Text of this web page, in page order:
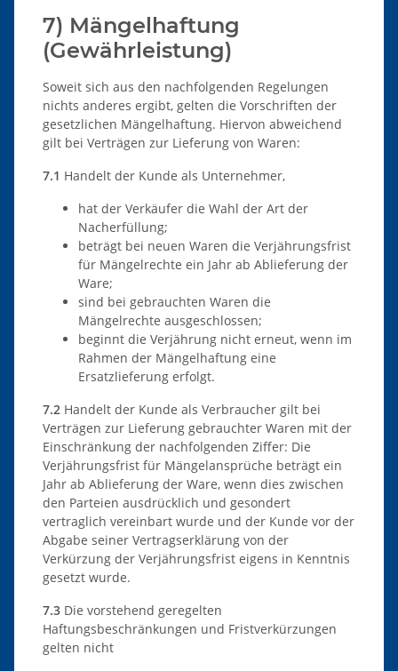
7) Mängelhaftung
(Gewährleistung)
Soweit sich aus den nachfolgenden Regelungen
nichts anderes ergibt, gelten die Vorschriften der
gesetzlichen Mängelhaftung. Hiervon abweichend
gilt bei Verträgen zur Lieferung von Waren:
7.1 Handelt der Kunde als Unternehmer,
hat der Verkäufer die Wahl der Art der
Nacherfüllung;
beträgt bei neuen Waren die Verjährungsfrist
für Mängelrechte ein Jahr ab Ablieferung der
Ware;
sind bei gebrauchten Waren die
Mängelrechte ausgeschlossen;
beginnt die Verjährung nicht erneut, wenn im
Rahmen der Mängelhaftung eine
Ersatzlieferung erfolgt.
7.2 Handelt der Kunde als Verbraucher gilt bei
Verträgen zur Lieferung gebrauchter Waren mit der
Einschränkung der nachfolgenden Ziffer: Die
Verjährungsfrist für Mängelansprüche beträgt ein
Jahr ab Ablieferung der Ware, wenn dies zwischen
den Parteien ausdrücklich und gesondert
vertraglich vereinbart wurde und der Kunde vor der
Abgabe seiner Vertragserklärung von der
Verkürzung der Verjährungsfrist eigens in Kenntnis
gesetzt wurde.
7.3 Die vorstehend geregelten
Haftungsbeschränkungen und Fristverkürzungen
gelten nicht